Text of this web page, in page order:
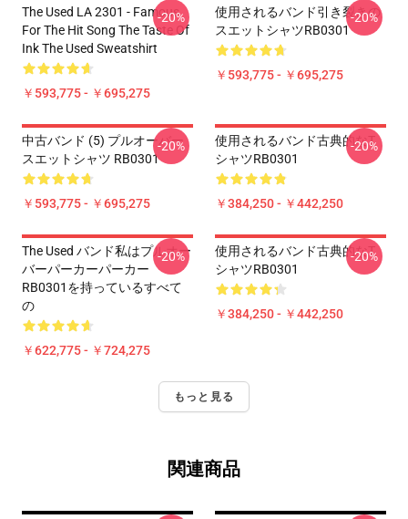
The Used LA 2301 - Famous
For The Hit Song The Taste Of
Ink The Used Sweatshirt
￥593,775 - ￥695,275
-20%
使用されるバンド引き裂きの
スエットシャツRB0301
￥593,775 - ￥695,275
-20%
中古バンド (5) プルオーバー
スエットシャツ RB0301
￥593,775 - ￥695,275
-20%
使用されるバンド古典的なT
シャツRB0301
￥384,250 - ￥442,250
-20%
The Used バンド私はプルオー
バーパーカーパーカー
RB0301を持っているすべて
の
￥622,775 - ￥724,275
-20%
使用されるバンド古典的なT
シャツRB0301
￥384,250 - ￥442,250
-20%
もっと見る
関連商品